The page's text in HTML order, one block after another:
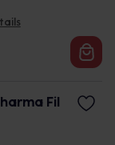
Fil